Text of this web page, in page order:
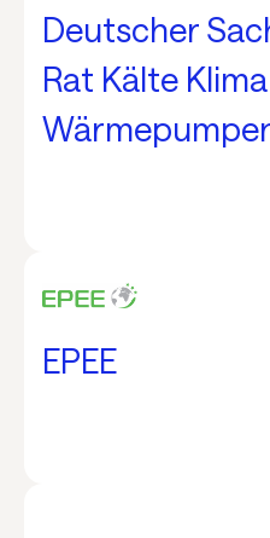
Deutscher
Rat Kälte Klima
EPEE